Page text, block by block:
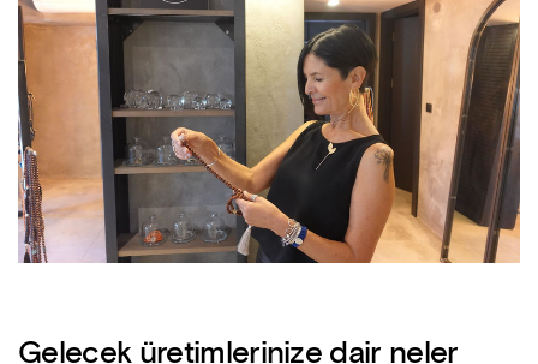
Gelecek üretimlerinize dair neler